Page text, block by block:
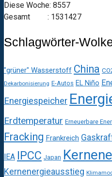
Diese Woche: 8557
Gesamt : 1531427
Schlagwörter-
"grüner" Wasserstoff China
Dekarbonisierung E-Autos EL Niño
Energiespeicher
Erdtemperatur Erneuerbare
Fracking Frankreich
IEA IPCC Japan
Kernenergieausstieg